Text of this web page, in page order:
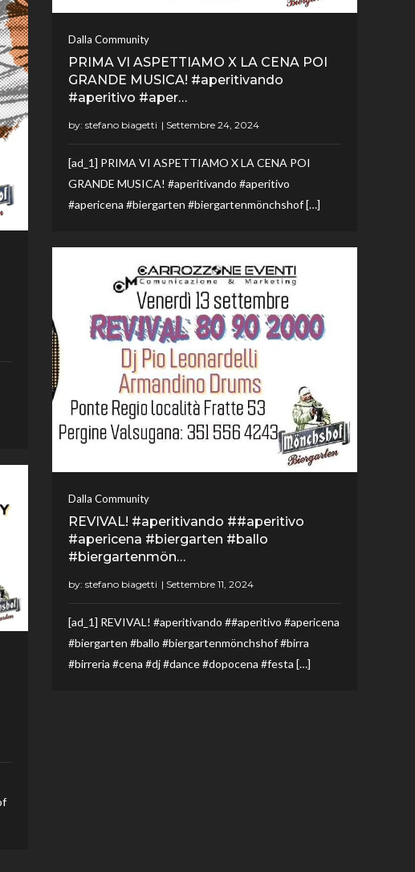
Dalla Community
PRIMA VI ASPETTIAMO X LA CENA POI
GRANDE MUSICA! #aperitivando
#aperitivo #aper…
by: stefano biagetti
[ad_1] PRIMA VI ASPETTIAMO X LA CENA POI
GRANDE MUSICA! #aperitivando #aperitivo
#apericena #biergarten #biergartenmönchshof […]
Dalla Community
REVIVAL! #aperitivando ##aperitivo
#apericena #biergarten #ballo
#biergartenmön…
by: stefano biagetti
[ad_1] REVIVAL! #aperitivando ##aperitivo #apericena
#biergarten #ballo #biergartenmönchshof #birra
#birreria #cena #dj #dance #dopocena #festa […]